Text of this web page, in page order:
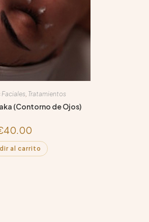
Tratamientos
(Contorno de Ojos)
40.00
al carrito